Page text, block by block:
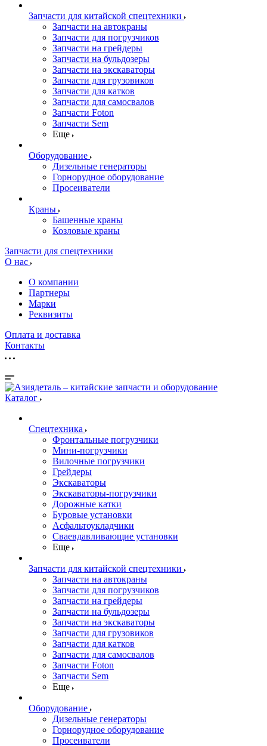
Запчасти для китайской спецтехники
Запчасти на автокраны
Запчасти для погрузчиков
Запчасти на грейдеры
Запчасти на бульдозеры
Запчасти на экскаваторы
Запчасти для грузовиков
Запчасти для катков
Запчасти для самосвалов
Запчасти Foton
Запчасти Sem
Еще
Оборудование
Дизельные генераторы
Горнорудное оборудование
Просеиватели
Краны
Башенные краны
Козловые краны
Запчасти для спецтехники
О нас
О компании
Партнеры
Марки
Реквизиты
Оплата и доставка
Контакты
Каталог
Спецтехника
Фронтальные погрузчики
Мини-погрузчики
Вилочные погрузчики
Грейдеры
Экскаваторы
Экскаваторы-погрузчики
Дорожные катки
Буровые установки
Асфальтоукладчики
Сваевдавливающие установки
Еще
Запчасти для китайской спецтехники
Запчасти на автокраны
Запчасти для погрузчиков
Запчасти на грейдеры
Запчасти на бульдозеры
Запчасти на экскаваторы
Запчасти для грузовиков
Запчасти для катков
Запчасти для самосвалов
Запчасти Foton
Запчасти Sem
Еще
Оборудование
Дизельные генераторы
Горнорудное оборудование
Просеиватели